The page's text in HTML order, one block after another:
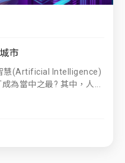
市
慧(Artificial Intelligence)
為當中之最? 其中，人...